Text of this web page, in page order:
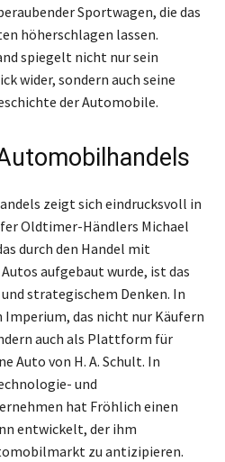
Sportwagen, die das
höherschlagen lassen.
spiegelt nicht nur sein
wider, sondern auch seine
der Automobile.
zeigt sich eindrucksvoll in
Oldtimer-Händlers Michael
durch den Handel mit
aufgebaut wurde, ist das
strategischem Denken. In
das nicht nur Käufern
auch als Plattform für
Auto von H. A. Schult. In
und
hat Fröhlich einen
entwickelt, der ihm
zu antizipieren.